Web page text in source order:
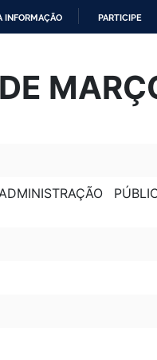
INFORMAÇÃO PARTICIPE